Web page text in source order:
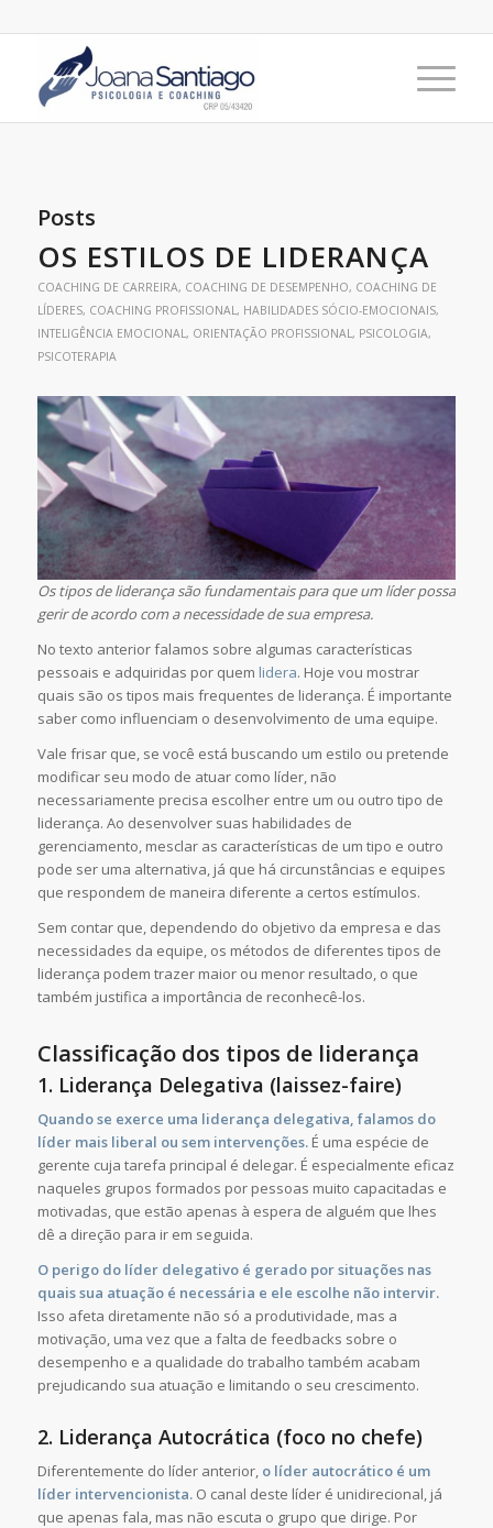
Posts
OS ESTILOS DE LIDERANÇA
COACHING DE CARREIRA, COACHING DE DESEMPENHO, COACHING DE
LÍDERES, COACHING PROFISSIONAL, HABILIDADES SÓCIO-EMOCIONAIS,
INTELIGÊNCIA EMOCIONAL, ORIENTAÇÃO PROFISSIONAL, PSICOLOGIA,
PSICOTERAPIA
Os tipos de liderança são fundamentais para que um líder possa
gerir de acordo com a necessidade de sua empresa.
No texto anterior falamos sobre algumas características
pessoais e adquiridas por quem lidera. Hoje vou mostrar
quais são os tipos mais frequentes de liderança. É importante
saber como influenciam o desenvolvimento de uma equipe.
Vale frisar que, se você está buscando um estilo ou pretende
modificar seu modo de atuar como líder, não
necessariamente precisa escolher entre um ou outro tipo de
liderança. Ao desenvolver suas habilidades de
gerenciamento, mesclar as características de um tipo e outro
pode ser uma alternativa, já que há circunstâncias e equipes
que respondem de maneira diferente a certos estímulos.
Sem contar que, dependendo do objetivo da empresa e das
necessidades da equipe, os métodos de diferentes tipos de
liderança podem trazer maior ou menor resultado, o que
também justifica a importância de reconhecê-los.
Classificação dos tipos de liderança
1. Liderança Delegativa (laissez-faire)
Quando se exerce uma liderança delegativa, falamos do
líder mais liberal ou sem intervenções. É uma espécie de
gerente cuja tarefa principal é delegar. É especialmente eficaz
naqueles grupos formados por pessoas muito capacitadas e
motivadas, que estão apenas à espera de alguém que lhes
dê a direção para ir em seguida.
O perigo do líder delegativo é gerado por situações nas
quais sua atuação é necessária e ele escolhe não intervir.
Isso afeta diretamente não só a produtividade, mas a
motivação, uma vez que a falta de feedbacks sobre o
desempenho e a qualidade do trabalho também acabam
prejudicando sua atuação e limitando o seu crescimento.
2. Liderança Autocrática (foco no chefe)
Diferentemente do líder anterior, o líder autocrático é um
líder intervencionista. O canal deste líder é unidirecional, já
que apenas fala, mas não escuta o grupo que dirige. Por